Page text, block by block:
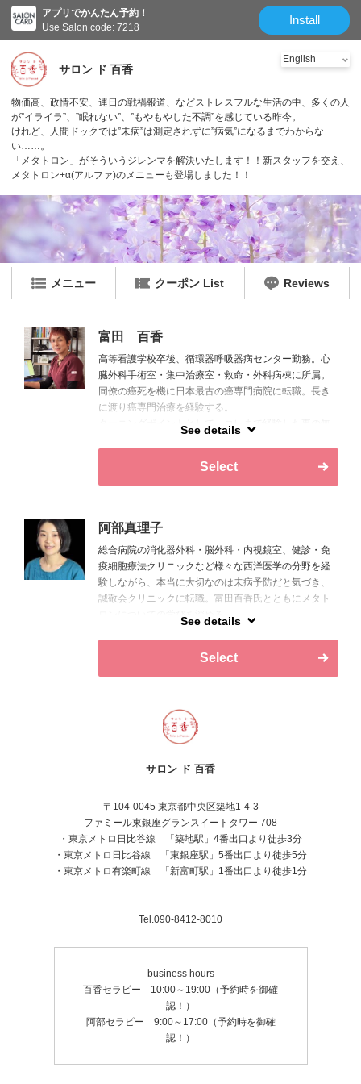
アプリでかんたん予約！
Use Salon code: 7218
Install
サロン ド 百香
物価高、政情不安、連日の戦禍報道、などストレスフルな生活の中、多くの人
が”イライラ”、”眠れない”、”もやもやした不調”を感じている昨今。
けれど、人間ドックでは”未病”は測定されずに”病気”になるまでわからな
い……。
「メタトロン」がそういうジレンマを解決いたします！！新スタッフを交え、
メタトロン+α(アルファ)のメニューも登場しました！！
メニュー クーポン List Reviews
富田 百香
高等看護学校卒後、循環器呼吸器病センター勤務。心
臓外科手術室・集中治療室・救命・外科病棟に所属。
同僚の癌死を機に日本最古の癌専門病院に転職。長き
に渡り癌専門治療を経験する。
ターニングポイントとして、コレまで経験した事の無
ロン読取を誠敬会 吉野敏明会長から直伝される。
See details
Select
阿部真理子
総合病院の消化器外科・脳外科・内視鏡室、健診・免
疫細胞療法クリニックなど様々な西洋医学の分野を経
験しながら、本当に大切なのは未病予防だと気づき、
誠敬会クリニックに転職。富田百香氏とともにメタト
ロンについての学びを深める。
然治癒力を高める施術を行っている。
See details
Select
サロン ド 百香
〒104-0045 東京都中央区築地1-4-3
ファミール東銀座グランスイートタワー 708
・東京メトロ日比谷線 「築地駅」4番出口より徒歩3分
・東京メトロ日比谷線 「東銀座駅」5番出口より徒歩5分
・東京メトロ有楽町線 「新富町駅」1番出口より徒歩1分
Tel.090-8412-8010
business hours
百香セラピー 10:00～19:00（予約時を御確
認！）
阿部セラピー 9:00～17:00（予約時を御確
認！）